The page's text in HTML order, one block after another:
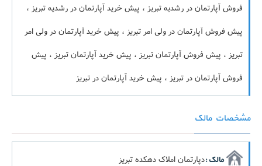
فروش آپارتمان در رشدیه تبریز ، پیش خرید آپارتمان در رشدیه تبریز ،
پیش فروش آپارتمان در ولی امر تبریز ، پیش خرید آپارتمان در ولی امر
تبریز ، پیش فروش آپارتمان تبریز ، پیش خرید آپارتمان تبریز ، پیش
فروش آپارتمان در تبریز ، پیش خرید آپارتمان در تبریز
مشخصات مالک
مالک :دپارتمان املاک دهکده تبریز